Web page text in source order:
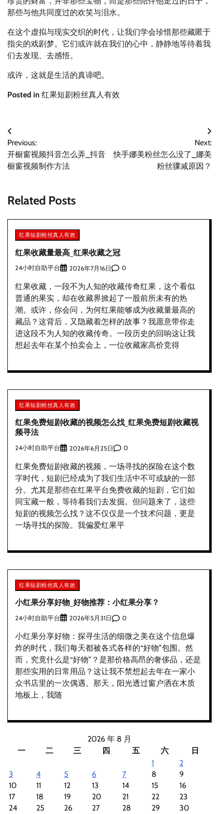
那些与他共同度过的欢笑与泪水。
在这个虚拟与现实交织的时代，让我们学会珍惜那些藏匿于
指尖的戏剧梦。它们或许就在我们的心中，静静地等待着我
们去发现、去感悟。
或许，这就是生活的真谛吧。
Posted in 红果短剧粉丝真人有效
文
章
导
Previous:
开橱窗视频抖音怎么弄_抖音
橱窗视频制作方法
Next:
快手娜美粉丝怎么没了_娜美
粉丝骤减原因？
Related Posts
红果短剧粉丝真人有效
红果收藏量最高_红果收藏之冠
24小时自助平台 2026年7月16日 0
红果收藏，一段不为人知的收藏传奇红果，这个看似
普通的果实，却在收藏界掀起了一股前所未有的热
潮。或许，你会问，为何红果能够成为收藏量最高的
藏品？这背后，又隐藏着怎样的故事？我愿意带你走
进这段不为人知的收藏传奇。一段历史的回响这让我
想起去年在某个拍卖会上，一位收藏家高价竞得
红果短剧粉丝真人有效
红果免费短剧收藏的视频怎么找_红果免费短剧收藏视
频寻法
24小时自助平台 2026年6月25日 0
红果免费短剧收藏的视频，一场寻找的探险在这个数
字时代，短剧已经成为了我们生活中不可或缺的一部
分。尤其是那些在红果平台免费收藏的短剧，它们如
同宝藏一般，等待着我们去发掘。但问题来了，这些
短剧的视频怎么找？这不仅仅是一个技术问题，更是
一场寻找的探险。我偏爱红果平
红果短剧粉丝真人有效
小红果分享好物_好物推荐：小红果分享？
24小时自助平台 2026年5月31日 0
小红果分享好物：探寻生活的细微之美在这个信息爆
炸的时代，我们每天都被各式各样的“好物”包围。然
而，究竟什么是“好物”？是那价格高昂的奢侈品，还是
那些实用的日常用品？这让我不禁想起去年在一家小
众书店里的一次偶遇。那天，阳光透过窗户洒在木质
地板上，我随
2026 年 8 月
一
二 三 四 五 六
日
1
2
3
4 5 6 7 8
9
10
11 12 13 14 15
16
17
18 19 20 21 22
23
24
25 26 27 28 29
30